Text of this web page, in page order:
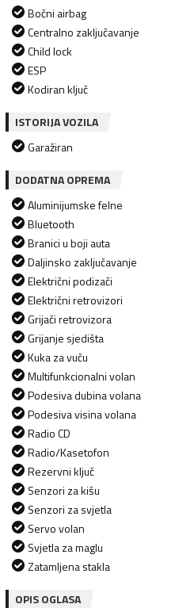
Bočni airbag
Centralno zaključavanje
Child lock
ESP
Kodiran ključ
ISTORIJA VOZILA
Garažiran
DODATNA OPREMA
Aluminijumske felne
Bluetooth
Branici u boji auta
Daljinsko zaključavanje
Električni podizači
Električni retrovizori
Grijači retrovizora
Grijanje sjedišta
Kuka za vuču
Multifunkcionalni volan
Podesiva dubina volana
Podesiva visina volana
Radio CD
Radio/Kasetofon
Rezervni ključ
Senzori za kišu
Senzori za svjetla
Servo volan
Svjetla za maglu
Zatamljena stakla
OPIS OGLASA